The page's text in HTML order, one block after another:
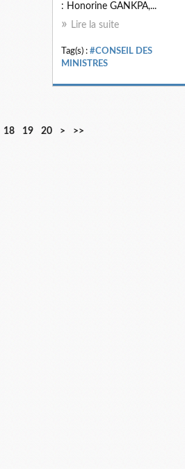
: Honorine GANKPA,...
Lire la suite
Tag(s) : #CONSEIL DES
MINISTRES
18 19 20 > >>